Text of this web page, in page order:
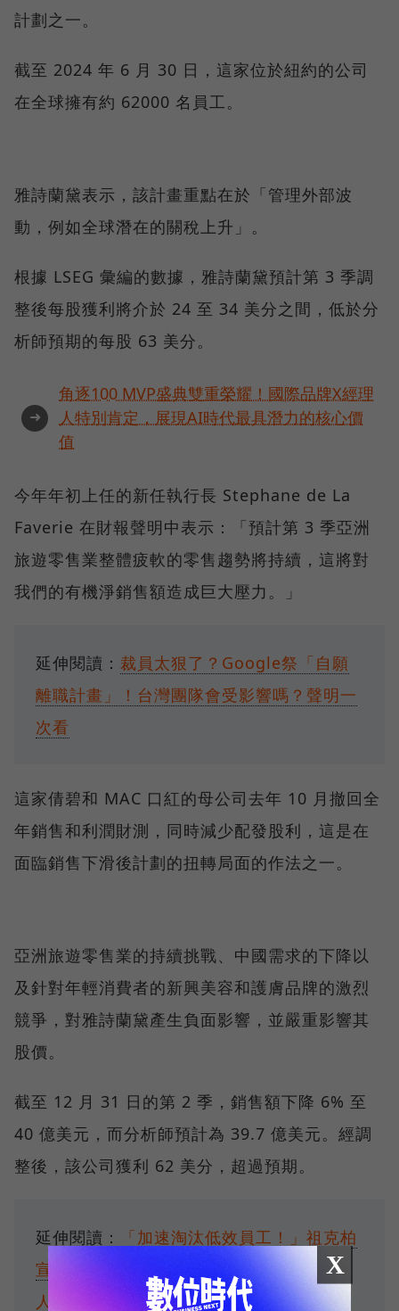
計劃之一。
截至 2024 年 6 月 30 日，這家位於紐約的公司
在全球擁有約 62000 名員工。
雅詩蘭黛表示，該計畫重點在於「管理外部波
動，例如全球潛在的關稅上升」。
根據 LSEG 彙編的數據，雅詩蘭黛預計第 3 季調
整後每股獲利將介於 24 至 34 美分之間，低於分
析師預期的每股 63 美分。
➜
角逐100 MVP盛典雙重榮耀！國際品牌X經理
人特別肯定，展現AI時代最具潛力的核心價
值
今年年初上任的新任執行長 Stephane de La
Faverie 在財報聲明中表示：「預計第 3 季亞洲
旅遊零售業整體疲軟的零售趨勢將持續，這將對
我們的有機淨銷售額造成巨大壓力。」
延伸閱讀： 裁員太狠了？Google祭「自願
離職計畫」！台灣團隊會受影響嗎？聲明一
次看
這家倩碧和 MAC 口紅的母公司去年 10 月撤回全
年銷售和利潤財測，同時減少配發股利，這是在
面臨銷售下滑後計劃的扭轉局面的作法之一。
亞洲旅遊零售業的持續挑戰、中國需求的下降以
及針對年輕消費者的新興美容和護膚品牌的激烈
競爭，對雅詩蘭黛產生負面影響，並嚴重影響其
股價。
截至 12 月 31 日的第 2 季，銷售額下降 6% 至
40 億美元，而分析師預計為 39.7 億美元。經調
整後，該公司獲利 62 美分，超過預期。
延伸閱讀：
「加速淘汰低效員工！」祖克柏
宣布Meta裁員5%：挪出3,600個職缺給新
人才
X